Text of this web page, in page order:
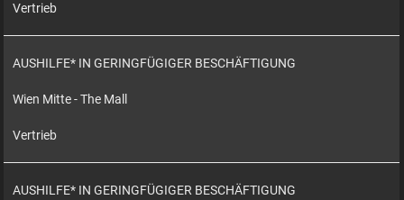
Vertrieb
AUSHILFE* IN GERINGFÜGIGER BESCHÄFTIGUNG
Wien Mitte - The Mall
Vertrieb
AUSHILFE* IN GERINGFÜGIGER BESCHÄFTIGUNG